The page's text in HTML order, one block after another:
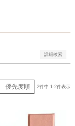
詳細検索
優先度順 2件中 1-2件表示